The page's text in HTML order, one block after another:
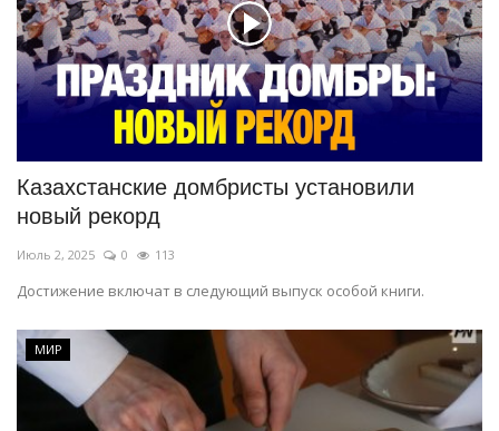
Казахстанские домбристы установили
новый рекорд
Июль 2, 2025 0 113
Достижение включат в следующий выпуск особой книги.
МИР